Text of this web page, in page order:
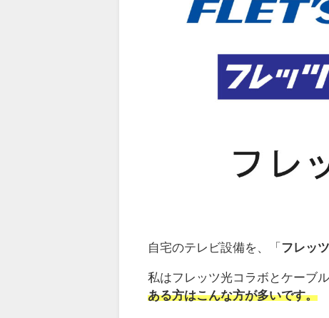
自宅のテレビ設備を、「 フレッ
私はフレッツ光コラボとケーブ
ある方はこんな方が多いです。